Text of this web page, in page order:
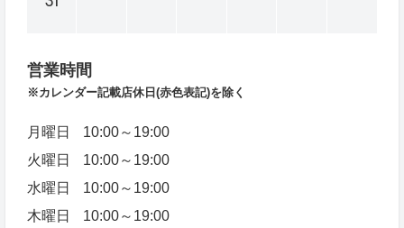
営業時間
※カレンダー記載店休日(赤色表記)を除く
月曜日
10:00～19:00
火曜日
10:00～19:00
水曜日
10:00～19:00
木曜日
10:00～19:00